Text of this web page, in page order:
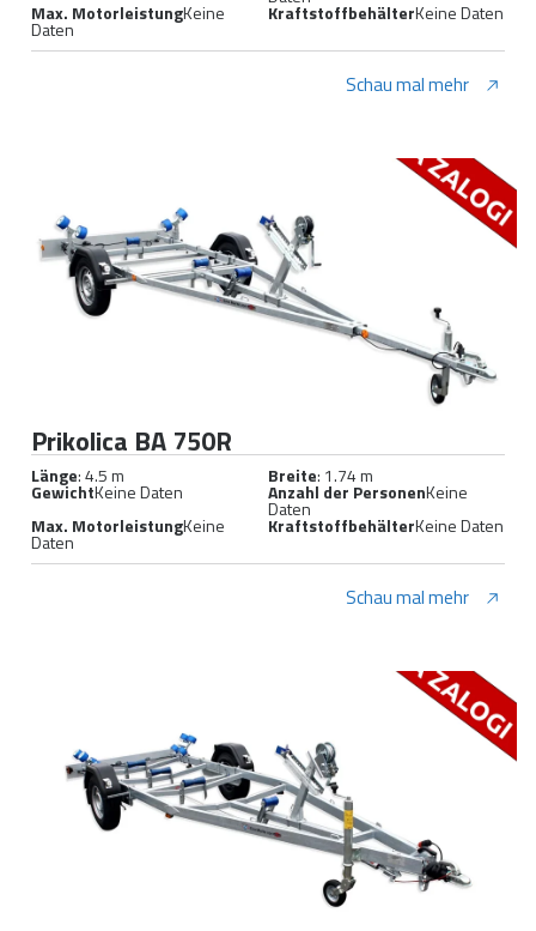
Max. MotorleistungKeine
Daten
KraftstoffbehälterKeine Daten
Schau mal mehr
Prikolica BA 750R
Länge: 4.5 m Breite: 1.74 m
GewichtKeine Daten Anzahl der PersonenKeine
Daten
Max. MotorleistungKeine
Daten
KraftstoffbehälterKeine Daten
Schau mal mehr